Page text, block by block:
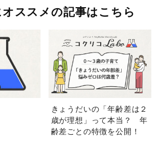
ススメの記事はこちら
きょうだいの「年齢差は２
歳が理想」って本当？ 年
齢差ごとの特徴を公開！